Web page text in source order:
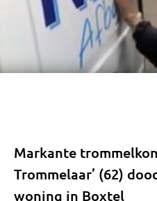
Markante
Trommelaar’ (62)
woning in Boxtel